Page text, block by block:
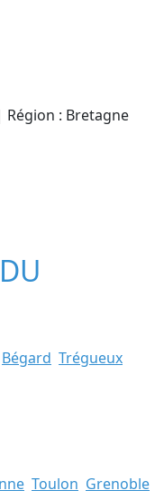
: Bretagne
Bégard Trégueux
Toulon Grenoble